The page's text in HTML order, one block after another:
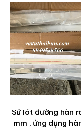
Sứ lót đường hàn
mm , ứng dụng